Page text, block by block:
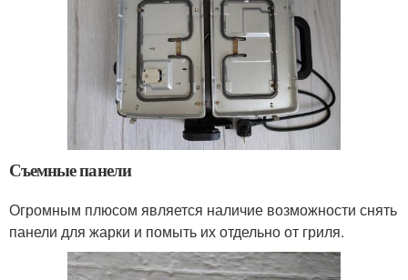
Съемные панели
Огромным плюсом является наличие возможности снять
панели для жарки и помыть их отдельно от гриля.